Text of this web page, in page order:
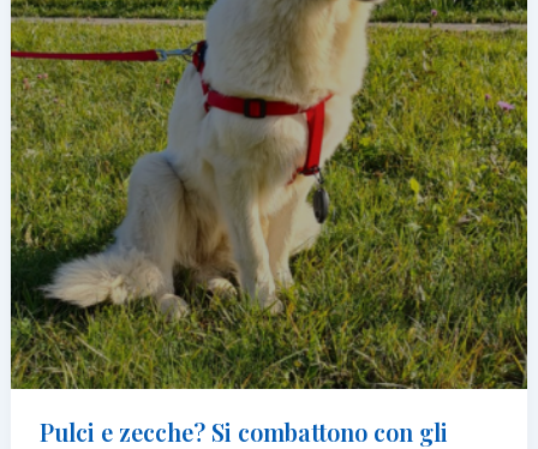
Pulci e zecche? Si combattono con gli